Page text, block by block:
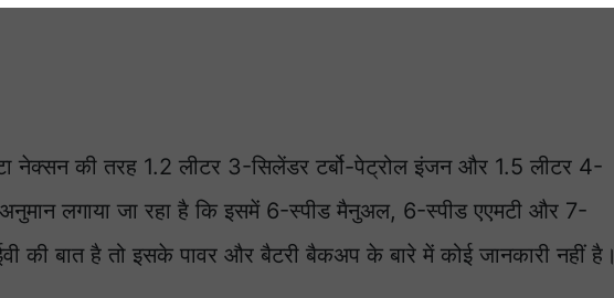
नेक्सन की तरह 1.2 लीटर 3-सिलेंडर टर्बो-पेट्रोल इंजन और 1.5 लीटर 4-
लगाया जा रहा है कि इसमें 6-स्पीड मैनुअल, 6-स्पीड एएमटी और 7-
की बात है तो इसके पावर और बैटरी बैकअप के बारे में कोई जानकारी नहीं है।